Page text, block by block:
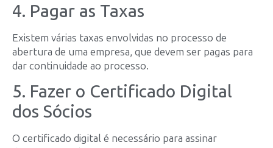
4. Pagar as Taxas
Existem várias taxas envolvidas no processo de
abertura de uma empresa, que devem ser pagas para
dar continuidade ao processo.
5. Fazer o Certificado Digital
dos Sócios
O certificado digital é necessário para assinar